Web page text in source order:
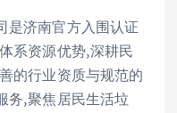
是济南官方入围认证
系资源优势,深耕民
的行业资质与规范的
务,聚焦居民生活垃